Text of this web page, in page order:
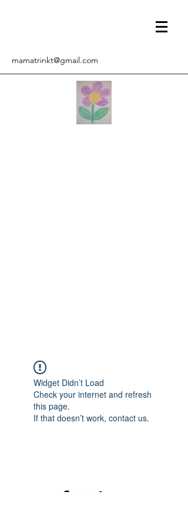
mamatrinkt@gmail.com
Widget Didn’t Load
Check your internet and refresh
this page.
If that doesn’t work, contact us.